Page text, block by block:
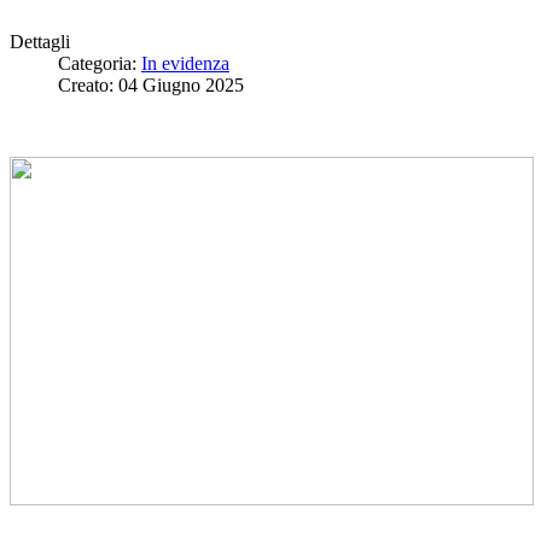
Dettagli
Categoria: In evidenza
Creato: 04 Giugno 2025